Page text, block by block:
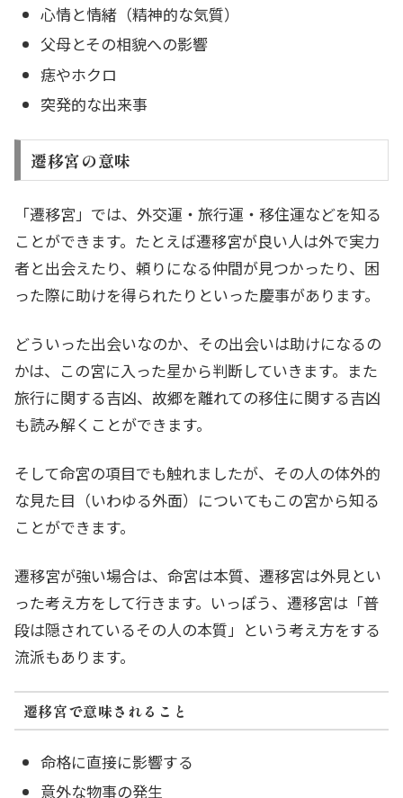
心情と情緒（精神的な気質）
父母とその相貌への影響
痣やホクロ
突発的な出来事
遷移宮の意味
「遷移宮」では、外交運・旅行運・移住運などを知る
ことができます。たとえば遷移宮が良い人は外で実力
者と出会えたり、頼りになる仲間が見つかったり、困
った際に助けを得られたりといった慶事があります。
どういった出会いなのか、その出会いは助けになるの
かは、この宮に入った星から判断していきます。また
旅行に関する吉凶、故郷を離れての移住に関する吉凶
も読み解くことができます。
そして命宮の項目でも触れましたが、その人の体外的
な見た目（いわゆる外面）についてもこの宮から知る
ことができます。
遷移宮が強い場合は、命宮は本質、遷移宮は外見とい
った考え方をして行きます。いっぽう、遷移宮は「普
段は隠されているその人の本質」という考え方をする
流派もあります。
遷移宮で意味されること
命格に直接に影響する
意外な物事の発生